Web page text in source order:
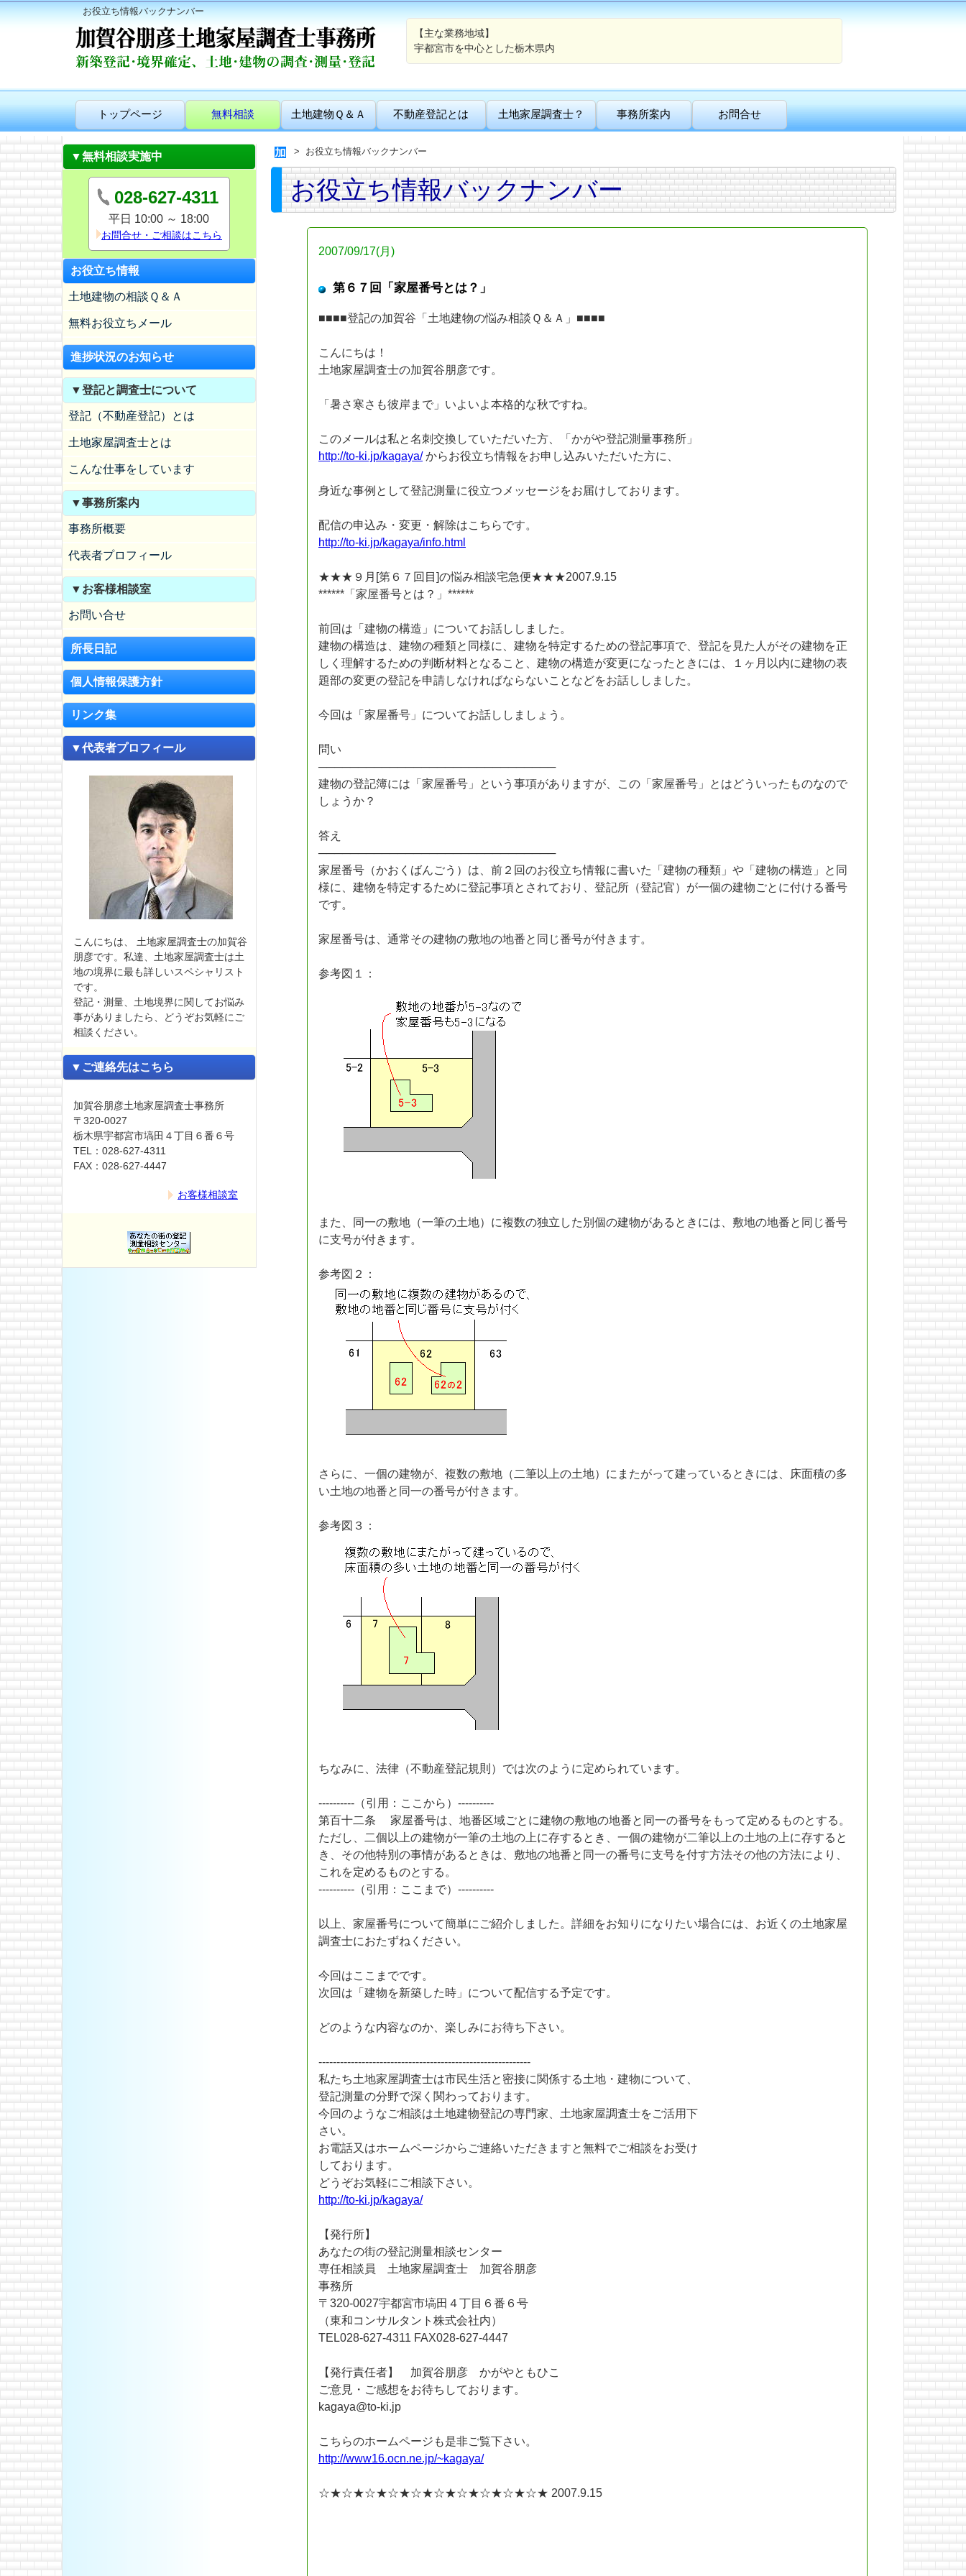
お役立ち情報バックナンバー
【主な業務地域】
宇都宮市を中心とした栃木県内
トップページ 無料相談 土地建物Ｑ＆Ａ 不動産登記とは 土地家屋調査士？ 事務所案内 お問合せ
▼無料相談実施中
028-627-4311
平日 10:00 ～ 18:00
お問合せ・ご相談はこちら
お役立ち情報
土地建物の相談Ｑ＆Ａ
無料お役立ちメール
進捗状況のお知らせ
▼登記と調査士について
登記（不動産登記）とは
土地家屋調査士とは
こんな仕事をしています
▼事務所案内
事務所概要
代表者プロフィール
▼お客様相談室
お問い合せ
所長日記
個人情報保護方針
リンク集
▼代表者プロフィール
こんにちは、 土地家屋調査士の加賀谷
朋彦です。私達、土地家屋調査士は土
地の境界に最も詳しいスペシャリスト
です。
登記・測量、土地境界に関してお悩み
事がありましたら、どうぞお気軽にご
相談ください。
▼ご連絡先はこちら
加賀谷朋彦土地家屋調査士事務所
〒320-0027
栃木県宇都宮市塙田４丁目６番６号
TEL：028-627-4311
FAX：028-627-4447
お客様相談室
お役立ち情報バックナンバー
お役立ち情報バックナンバー
2007/09/17(月)
第６７回「家屋番号とは？」
■■■■登記の加賀谷「土地建物の悩み相談Ｑ＆Ａ」■■■■
こんにちは！
土地家屋調査士の加賀谷朋彦です。
「暑さ寒さも彼岸まで」いよいよ本格的な秋ですね。
このメールは私と名刺交換していただいた方、「かがや登記測量事務所」
http://to-ki.jp/kagaya/からお役立ち情報をお申し込みいただいた方に、
身近な事例として登記測量に役立つメッセージをお届けしております。
配信の申込み・変更・解除はこちらです。
http://to-ki.jp/kagaya/info.html
★★★９月[第６７回目]の悩み相談宅急便★★★2007.9.15
******「家屋番号とは？」******
前回は「建物の構造」についてお話ししました。
建物の構造は、建物の種類と同様に、建物を特定するための登記事項で、登記を見た人がその建物を正
しく理解するための判断材料となること、建物の構造が変更になったときには、１ヶ月以内に建物の表
題部の変更の登記を申請しなければならないことなどをお話ししました。
今回は「家屋番号」についてお話ししましょう。
問い
──────────────────────────────
建物の登記簿には「家屋番号」という事項がありますが、この「家屋番号」とはどういったものなので
しょうか？
答え
──────────────────────────────
家屋番号（かおくばんごう）は、前２回のお役立ち情報に書いた「建物の種類」や「建物の構造」と同
様に、建物を特定するために登記事項とされており、登記所（登記官）が一個の建物ごとに付ける番号
です。
家屋番号は、通常その建物の敷地の地番と同じ番号が付きます。
参考図１：
また、同一の敷地（一筆の土地）に複数の独立した別個の建物があるときには、敷地の地番と同じ番号
に支号が付きます。
参考図２：
さらに、一個の建物が、複数の敷地（二筆以上の土地）にまたがって建っているときには、床面積の多
い土地の地番と同一の番号が付きます。
参考図３：
ちなみに、法律（不動産登記規則）では次のように定められています。
----------（引用：ここから）----------
第百十二条 家屋番号は、地番区域ごとに建物の敷地の地番と同一の番号をもって定めるものとする。
ただし、二個以上の建物が一筆の土地の上に存するとき、一個の建物が二筆以上の土地の上に存すると
き、その他特別の事情があるときは、敷地の地番と同一の番号に支号を付す方法その他の方法により、
これを定めるものとする。
----------（引用：ここまで）----------
以上、家屋番号について簡単にご紹介しました。詳細をお知りになりたい場合には、お近くの土地家屋
調査士におたずねください。
今回はここまでです。
次回は「建物を新築した時」について配信する予定です。
どのような内容なのか、楽しみにお待ち下さい。
-----------------------------------------------------------
私たち土地家屋調査士は市民生活と密接に関係する土地・建物について、
登記測量の分野で深く関わっております。
今回のようなご相談は土地建物登記の専門家、土地家屋調査士をご活用下
さい。
お電話又はホームページからご連絡いただきますと無料でご相談をお受け
しております。
どうぞお気軽にご相談下さい。
http://to-ki.jp/kagaya/
【発行所】
あなたの街の登記測量相談センター
専任相談員 土地家屋調査士 加賀谷朋彦
事務所
〒320-0027宇都宮市塙田４丁目６番６号
（東和コンサルタント株式会社内）
TEL028-627-4311 FAX028-627-4447
【発行責任者】 加賀谷朋彦 かがやともひこ
ご意見・ご感想をお待ちしております。
kagaya@to-ki.jp
こちらのホームページも是非ご覧下さい。
http://www16.ocn.ne.jp/~kagaya/
☆★☆★☆★☆★☆★☆★☆★☆★☆★☆★ 2007.9.15